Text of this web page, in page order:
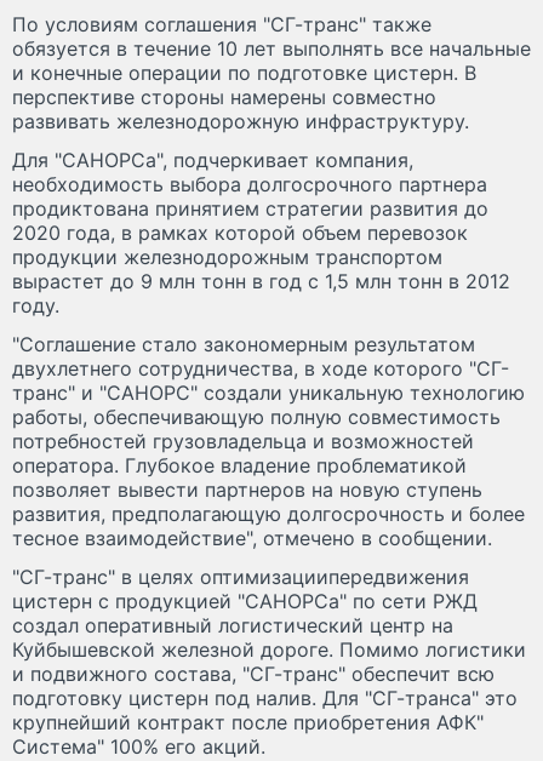
По условиям соглашения "СГ-транс" также
обязуется в течение 10 лет выполнять все начальные
и конечные операции по подготовке цистерн. В
перспективе стороны намерены совместно
развивать железнодорожную инфраструктуру.
Для "САНОРСа", подчеркивает компания,
необходимость выбора долгосрочного партнера
продиктована принятием стратегии развития до
2020 года, в рамках которой объем перевозок
продукции железнодорожным транспортом
вырастет до 9 млн тонн в год с 1,5 млн тонн в 2012
году.
"Соглашение стало закономерным результатом
двухлетнего сотрудничества, в ходе которого "СГ-
транс" и "САНОРС" создали уникальную технологию
работы, обеспечивающую полную совместимость
потребностей грузовладельца и возможностей
оператора. Глубокое владение проблематикой
позволяет вывести партнеров на новую ступень
развития, предполагающую долгосрочность и более
тесное взаимодействие", отмечено в сообщении.
"СГ-транс" в целях оптимизациипередвижения
цистерн с продукцией "САНОРСа" по сети РЖД
создал оперативный логистический центр на
Куйбышевской железной дороге. Помимо логистики
и подвижного состава, "СГ-транс" обеспечит всю
подготовку цистерн под налив. Для "СГ-транса" это
крупнейший контракт после приобретения АФК"
Система" 100% его акций.